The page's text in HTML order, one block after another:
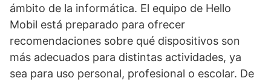
ámbito de la informática. El equipo de Hello
Mobil está preparado para ofrecer
recomendaciones sobre qué dispositivos son
más adecuados para distintas actividades, ya
sea para uso personal, profesional o escolar. De